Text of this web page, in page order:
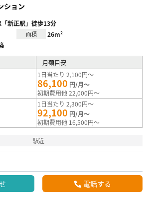
ション
新正駅」徒歩13分
面積 26m²
月額目安
1日当たり 2,100円～
86,100 円/月～
初期費用他 22,000円～
1日当たり 2,300円～
92,100 円/月～
初期費用他 16,500円～
駅近
電話する